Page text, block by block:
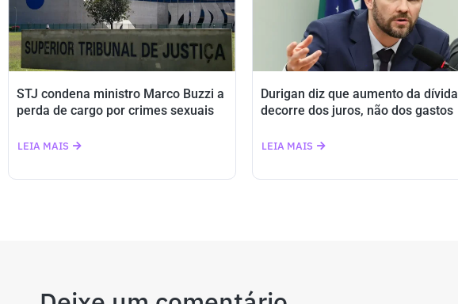
STJ condena ministro Marco Buzzi a
perda de cargo por crimes sexuais
LEIA MAIS
Durigan diz que aumento da dívida
decorre dos juros, não dos gastos
LEIA MAIS